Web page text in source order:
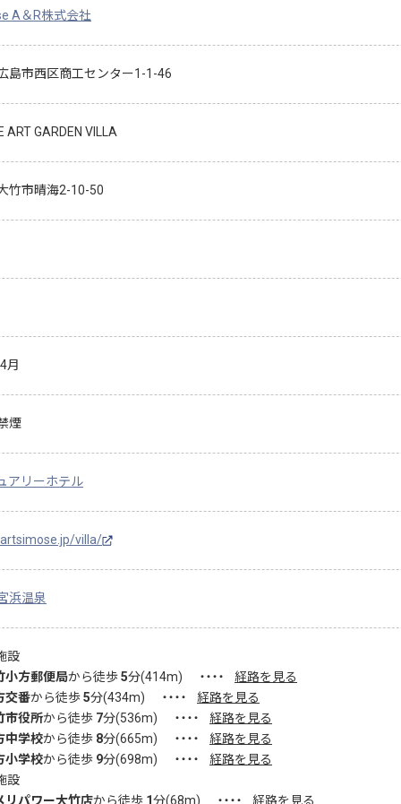
A＆R株式会社
島市西区商工センター1-1-46
ART GARDEN VILLA
竹市晴海2-10-50
月
煙
アリーホテル
villa/
浜温泉
設
小方郵便局から徒歩5分(414m) ・・・・
経路を見る
交番から徒歩5分(434m) ・・・・
経路を見る
市役所から徒歩 7分(536m) ・・・・
経路を見る
中学校から徒歩 8分(665m) ・・・・
経路を見る
小学校から徒歩 9分(698m) ・・・・
経路を見る
設
リパワー大竹店から徒歩 1分(68m) ・・・・ 経路を見る